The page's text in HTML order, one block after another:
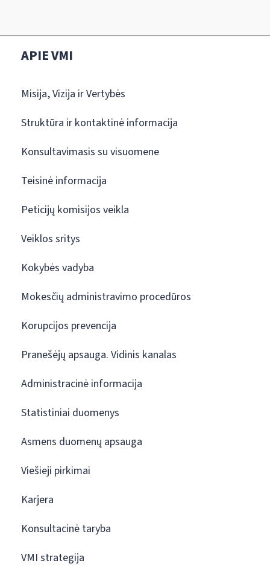
APIE VMI
Misija, Vizija ir Vertybės
Struktūra ir kontaktinė informacija
Konsultavimasis su visuomene
Teisinė informacija
Peticijų komisijos veikla
Veiklos sritys
Kokybės vadyba
Mokesčių administravimo procedūros
Korupcijos prevencija
Pranešėjų apsauga. Vidinis kanalas
Administracinė informacija
Statistiniai duomenys
Asmens duomenų apsauga
Viešieji pirkimai
Karjera
Konsultacinė taryba
VMI strategija